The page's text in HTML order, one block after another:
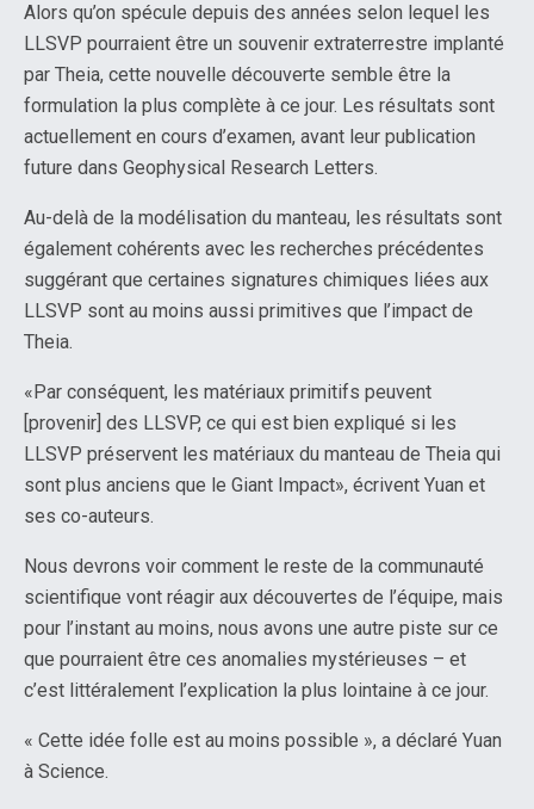
Alors qu’on spécule depuis des années selon lequel les
LLSVP pourraient être un souvenir extraterrestre implanté
par Theia, cette nouvelle découverte semble être la
formulation la plus complète à ce jour. Les résultats sont
actuellement en cours d’examen, avant leur publication
future dans Geophysical Research Letters.
Au-delà de la modélisation du manteau, les résultats sont
également cohérents avec les recherches précédentes
suggérant que certaines signatures chimiques liées aux
LLSVP sont au moins aussi primitives que l’impact de
Theia.
«Par conséquent, les matériaux primitifs peuvent
[provenir] des LLSVP, ce qui est bien expliqué si les
LLSVP préservent les matériaux du manteau de Theia qui
sont plus anciens que le Giant Impact», écrivent Yuan et
ses co-auteurs.
Nous devrons voir comment le reste de la communauté
scientifique vont réagir aux découvertes de l’équipe, mais
pour l’instant au moins, nous avons une autre piste sur ce
que pourraient être ces anomalies mystérieuses – et
c’est littéralement l’explication la plus lointaine à ce jour.
« Cette idée folle est au moins possible », a déclaré Yuan
à Science.